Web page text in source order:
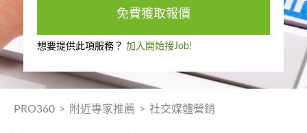
免費獲取報價
想要提供此項服務？ 加入開始接Job!
PRO360 > 附近專家推薦 > 社交媒體營銷